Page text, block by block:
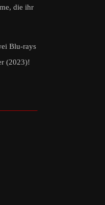
die ihr
Blu-rays
(2023)!